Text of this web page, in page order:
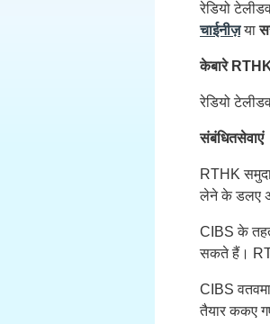
रेडियो
चाईनीज़ या
केबारे
रेडियो
संबंधितसेवाएं
RTHK
लेने के डलए
CIBS के
सकते हैं।
CIBS
तैयार ककए